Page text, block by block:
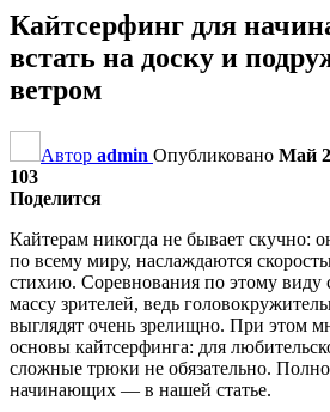
Кайтсерфинг для
встать на доску и
ветром
Автор admin Опубликовано Май
103
Поделится
Кайтерам никогда не бывает скучно:
по всему миру, наслаждаются
стихию. Соревнования по этому виду
массу зрителей, ведь
выглядят очень зрелищно. При этом
основы кайтсерфинга: для
сложные трюки не обязательно.
начинающих — в нашей статье.